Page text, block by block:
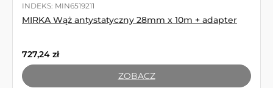
INDEKS: MIN6519211
MIRKA Wąż antystatyczny 28mm x 10m + adapter
727,24 zł
ZOBACZ